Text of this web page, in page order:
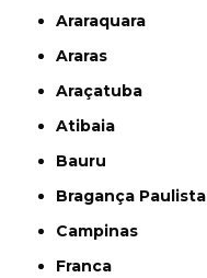
Araraquara
Araras
Araçatuba
Atibaia
Bauru
Bragança Paulista
Campinas
Franca